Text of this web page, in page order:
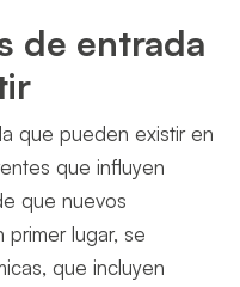
de entrada
que pueden existir en
que influyen
que nuevos
lugar, se
que incluyen